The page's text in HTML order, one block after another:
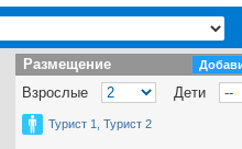
Размещение
Размещение
Взрослые Дети
Турист 1, Турист 2